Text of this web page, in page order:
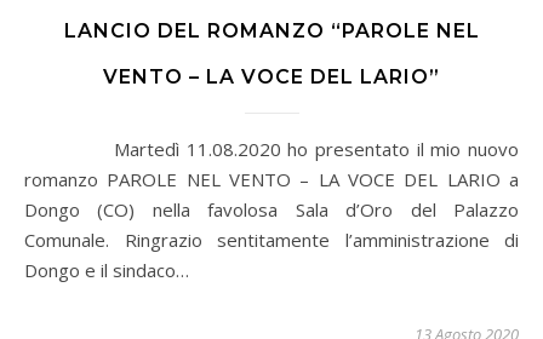
LANCIO DEL ROMANZO “PAROLE NEL
VENTO – LA VOCE DEL LARIO”
Martedì 11.08.2020 ho presentato il mio nuovo
romanzo PAROLE NEL VENTO – LA VOCE DEL LARIO a
Dongo (CO) nella favolosa Sala d’Oro del Palazzo
Comunale. Ringrazio sentitamente l’amministrazione di
Dongo e il sindaco…
13 Agosto 2020